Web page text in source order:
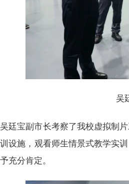
吴
吴廷宝副市长考察了我校虚拟制
设施，观看师生情景式教学实
充分肯定。